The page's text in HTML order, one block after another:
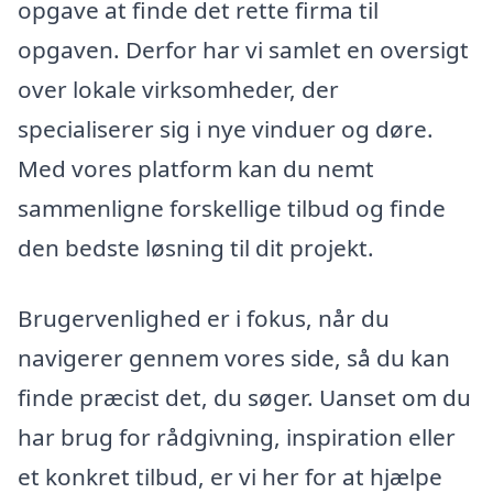
opgave at finde det rette firma til
opgaven. Derfor har vi samlet en oversigt
over lokale virksomheder, der
specialiserer sig i nye vinduer og døre.
Med vores platform kan du nemt
sammenligne forskellige tilbud og finde
den bedste løsning til dit projekt.
Brugervenlighed er i fokus, når du
navigerer gennem vores side, så du kan
finde præcist det, du søger. Uanset om du
har brug for rådgivning, inspiration eller
et konkret tilbud, er vi her for at hjælpe